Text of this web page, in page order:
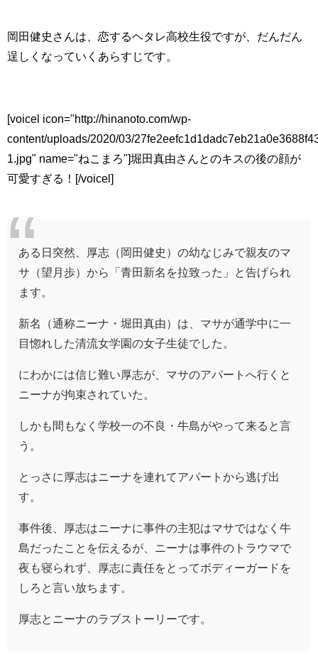
岡田健史さんは、恋するヘタレ高校生役ですが、だんだん
逞しくなっていくあらすじです。
[voicel icon="http://hinanoto.com/wp-
content/uploads/2020/03/
1.jpg" name="ねこまろ"]堀田真由さんとのキスの後の顔が
可愛すぎる！[/voicel]
ある日突然、厚志（岡田健史）の幼なじみで親友のマ
サ（望月歩）から「青田新名を拉致った」と告げられ
ます。
新名（通称ニーナ・堀田真由）は、マサが通学中に一
目惚れした清流女学園の女子生徒でした。
にわかには信じ難い厚志が、マサのアパートへ行くと
ニーナが拘束されていた。
しかも間もなく学校一の不良・牛島がやって来ると言
う。
とっさに厚志はニーナを連れてアパートから逃げ出
す。
事件後、厚志はニーナに事件の主犯はマサではなく牛
島だったことを伝えるが、ニーナは事件のトラウマで
夜も寝られず、厚志に責任をとってボディーガードを
しろと言い放ちます。
厚志とニーナのラブストーリーです。